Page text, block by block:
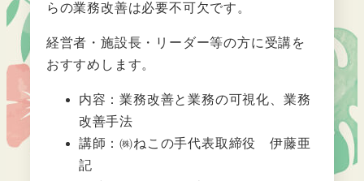
らの業務改善は必要不可欠です。
経営者・施設長・リーダー等の方に受講を
おすすめします。
内容：業務改善と業務の可視化、業務
改善手法
講師：㈱ねこの手代表取締役 伊藤亜
記